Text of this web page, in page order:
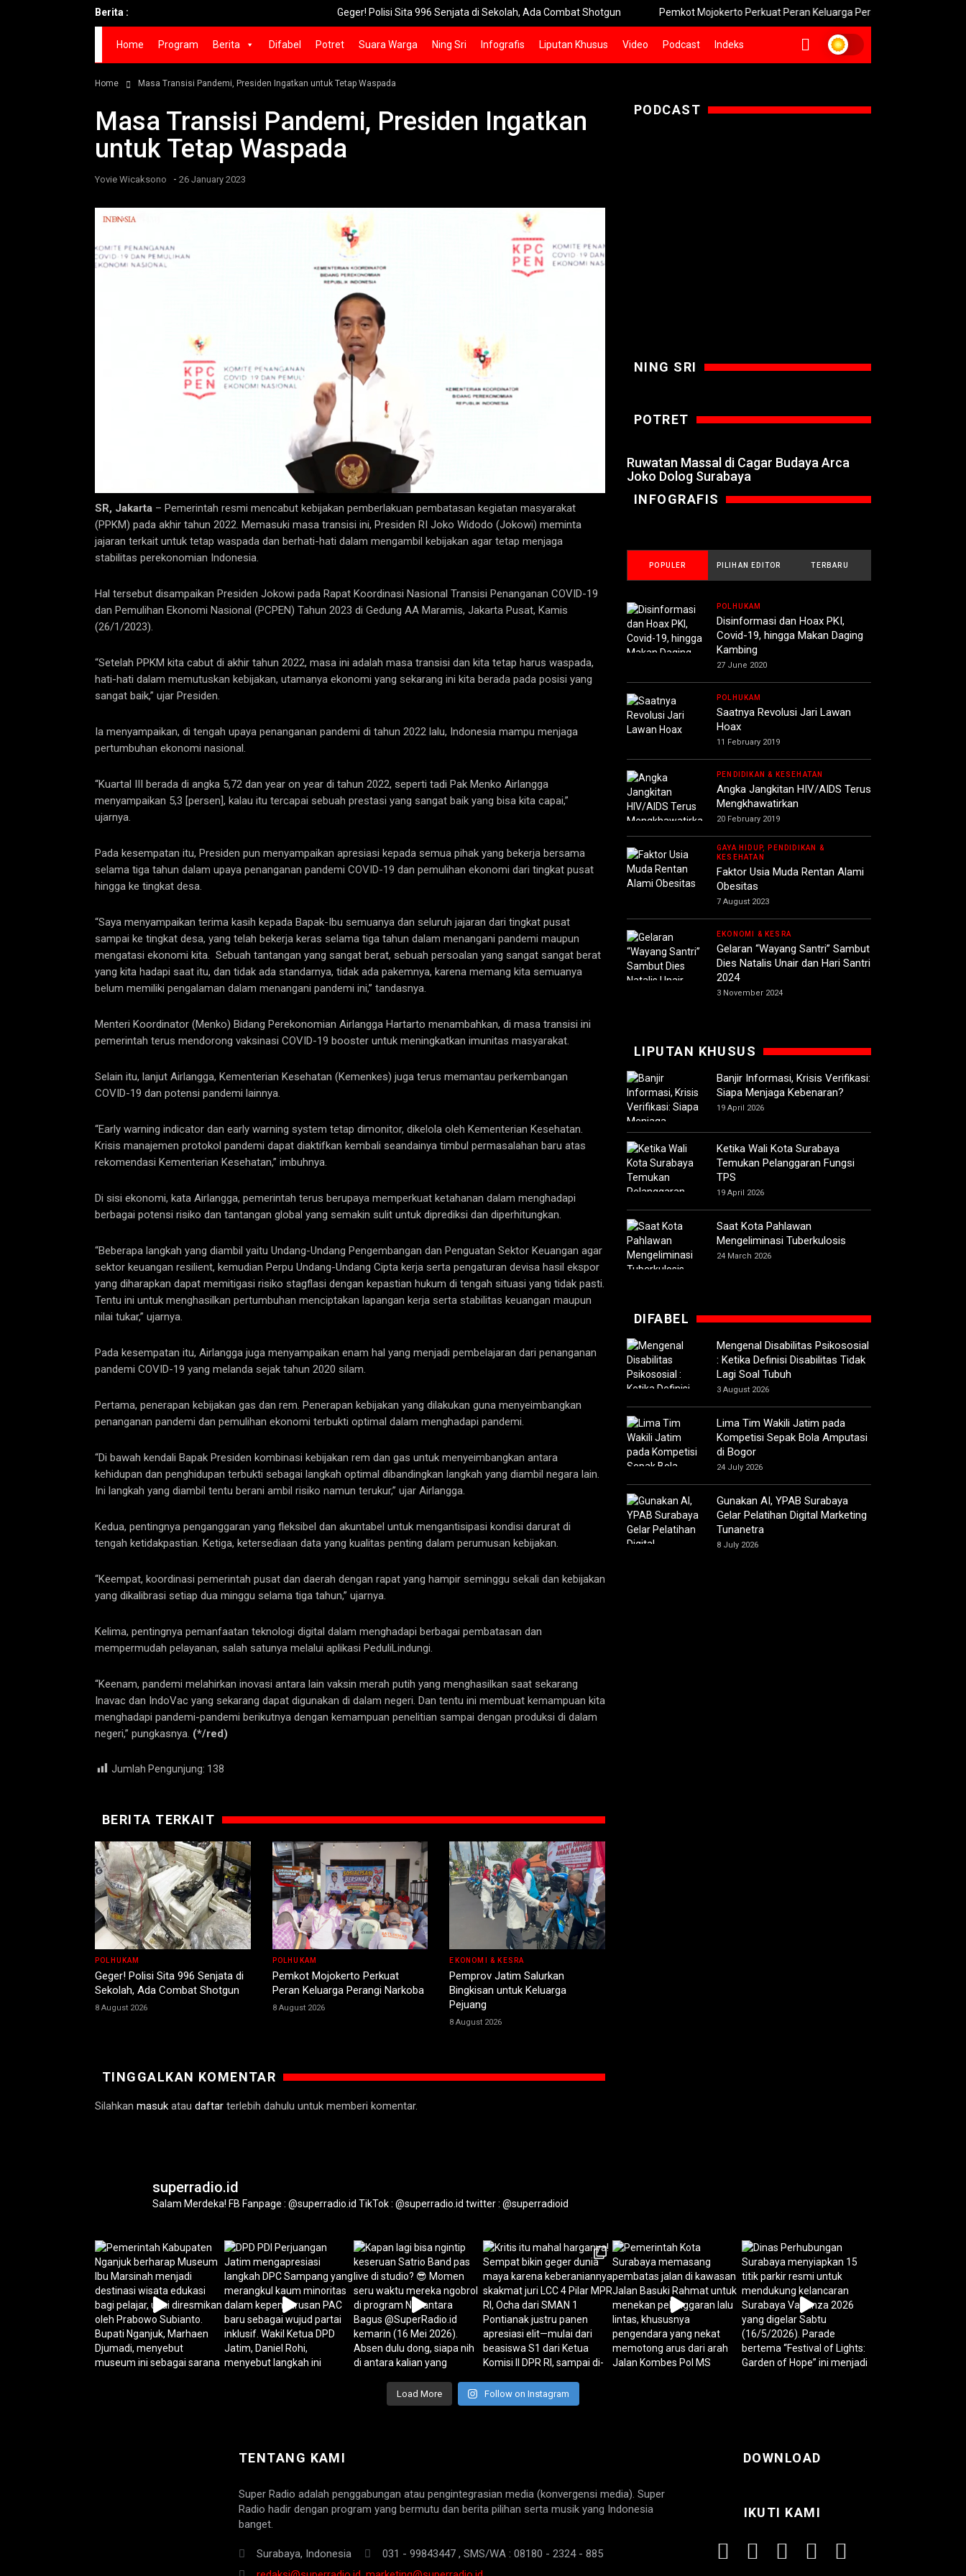
Berita : Geger! Polisi Sita 996 Senjata di Sekolah, Ada Combat Shotgun Pemkot Mojokerto Perkuat Peran Keluarga Perangi Narkoba
Home Program Berita Difabel Potret Suara Warga Ning Sri Infografis Liputan Khusus Video Podcast Indeks
Home Masa Transisi Pandemi, Presiden Ingatkan untuk Tetap Waspada
Masa Transisi Pandemi, Presiden Ingatkan
untuk Tetap Waspada
Yovie Wicaksono - 26 January 2023
SR, Jakarta – Pemerintah resmi mencabut kebijakan pemberlakuan pembatasan kegiatan masyarakat
(PPKM) pada akhir tahun 2022. Memasuki masa transisi ini, Presiden RI Joko Widodo (Jokowi) meminta
jajaran terkait untuk tetap waspada dan berhati-hati dalam mengambil kebijakan agar tetap menjaga
stabilitas perekonomian Indonesia.
Hal tersebut disampaikan Presiden Jokowi pada Rapat Koordinasi Nasional Transisi Penanganan COVID-19
dan Pemulihan Ekonomi Nasional (PCPEN) Tahun 2023 di Gedung AA Maramis, Jakarta Pusat, Kamis
(26/1/2023).
“Setelah PPKM kita cabut di akhir tahun 2022, masa ini adalah masa transisi dan kita tetap harus waspada,
hati-hati dalam memutuskan kebijakan, utamanya ekonomi yang sekarang ini kita berada pada posisi yang
sangat baik,” ujar Presiden.
Ia menyampaikan, di tengah upaya penanganan pandemi di tahun 2022 lalu, Indonesia mampu menjaga
pertumbuhan ekonomi nasional.
“Kuartal III berada di angka 5,72 dan year on year di tahun 2022, seperti tadi Pak Menko Airlangga
menyampaikan 5,3 [persen], kalau itu tercapai sebuah prestasi yang sangat baik yang bisa kita capai,”
ujarnya.
Pada kesempatan itu, Presiden pun menyampaikan apresiasi kepada semua pihak yang bekerja bersama
selama tiga tahun dalam upaya penanganan pandemi COVID-19 dan pemulihan ekonomi dari tingkat pusat
hingga ke tingkat desa.
“Saya menyampaikan terima kasih kepada Bapak-Ibu semuanya dan seluruh jajaran dari tingkat pusat
sampai ke tingkat desa, yang telah bekerja keras selama tiga tahun dalam menangani pandemi maupun
mengatasi ekonomi kita. Sebuah tantangan yang sangat berat, sebuah persoalan yang sangat sangat berat
yang kita hadapi saat itu, dan tidak ada standarnya, tidak ada pakemnya, karena memang kita semuanya
belum memiliki pengalaman dalam menangani pandemi ini,” tandasnya.
Menteri Koordinator (Menko) Bidang Perekonomian Airlangga Hartarto menambahkan, di masa transisi ini
pemerintah terus mendorong vaksinasi COVID-19 booster untuk meningkatkan imunitas masyarakat.
Selain itu, lanjut Airlangga, Kementerian Kesehatan (Kemenkes) juga terus memantau perkembangan
COVID-19 dan potensi pandemi lainnya.
“Early warning indicator dan early warning system tetap dimonitor, dikelola oleh Kementerian Kesehatan.
Krisis manajemen protokol pandemi dapat diaktifkan kembali seandainya timbul permasalahan baru atas
rekomendasi Kementerian Kesehatan,” imbuhnya.
Di sisi ekonomi, kata Airlangga, pemerintah terus berupaya memperkuat ketahanan dalam menghadapi
berbagai potensi risiko dan tantangan global yang semakin sulit untuk diprediksi dan diperhitungkan.
“Beberapa langkah yang diambil yaitu Undang-Undang Pengembangan dan Penguatan Sektor Keuangan agar
sektor keuangan resilient, kemudian Perpu Undang-Undang Cipta kerja serta pengaturan devisa hasil ekspor
yang diharapkan dapat memitigasi risiko stagflasi dengan kepastian hukum di tengah situasi yang tidak pasti.
Tentu ini untuk menghasilkan pertumbuhan menciptakan lapangan kerja serta stabilitas keuangan maupun
nilai tukar,” ujarnya.
Pada kesempatan itu, Airlangga juga menyampaikan enam hal yang menjadi pembelajaran dari penanganan
pandemi COVID-19 yang melanda sejak tahun 2020 silam.
Pertama, penerapan kebijakan gas dan rem. Penerapan kebijakan yang dilakukan guna menyeimbangkan
penanganan pandemi dan pemulihan ekonomi terbukti optimal dalam menghadapi pandemi.
“Di bawah kendali Bapak Presiden kombinasi kebijakan rem dan gas untuk menyeimbangkan antara
kehidupan dan penghidupan terbukti sebagai langkah optimal dibandingkan langkah yang diambil negara lain.
Ini langkah yang diambil tentu berani ambil risiko namun terukur,” ujar Airlangga.
Kedua, pentingnya penganggaran yang fleksibel dan akuntabel untuk mengantisipasi kondisi darurat di
tengah ketidakpastian. Ketiga, ketersediaan data yang kualitas penting dalam perumusan kebijakan.
“Keempat, koordinasi pemerintah pusat dan daerah dengan rapat yang hampir seminggu sekali dan kebijakan
yang dikalibrasi setiap dua minggu selama tiga tahun,” ujarnya.
Kelima, pentingnya pemanfaatan teknologi digital dalam menghadapi berbagai pembatasan dan
mempermudah pelayanan, salah satunya melalui aplikasi PeduliLindungi.
“Keenam, pandemi melahirkan inovasi antara lain vaksin merah putih yang menghasilkan saat sekarang
Inavac dan IndoVac yang sekarang dapat digunakan di dalam negeri. Dan tentu ini membuat kemampuan kita
menghadapi pandemi-pandemi berikutnya dengan kemampuan penelitian sampai dengan produksi di dalam
negeri,” pungkasnya. (*/red)
Jumlah Pengunjung: 138
BERITA TERKAIT
POLHUKAM
Geger! Polisi Sita 996 Senjata di
Sekolah, Ada Combat Shotgun
8 August 2026
POLHUKAM
Pemkot Mojokerto Perkuat
Peran Keluarga Perangi Narkoba
8 August 2026
EKONOMI & KESRA
Pemprov Jatim Salurkan
Bingkisan untuk Keluarga
Pejuang
8 August 2026
TINGGALKAN KOMENTAR
Silahkan masuk atau daftar terlebih dahulu untuk memberi komentar.
PODCAST
NING SRI
POTRET
Ruwatan Massal di Cagar Budaya Arca
Joko Dolog Surabaya
INFOGRAFIS
POPULER PILIHAN EDITOR TERBARU
POLHUKAM
Disinformasi dan Hoax PKI,
Covid-19, hingga Makan Daging
Kambing
27 June 2020
POLHUKAM
Saatnya Revolusi Jari Lawan
Hoax
11 February 2019
PENDIDIKAN & KESEHATAN
Angka Jangkitan HIV/AIDS Terus
Mengkhawatirkan
20 February 2019
GAYA HIDUP, PENDIDIKAN &
KESEHATAN
Faktor Usia Muda Rentan Alami
Obesitas
7 August 2023
EKONOMI & KESRA
Gelaran “Wayang Santri” Sambut
Dies Natalis Unair dan Hari Santri
2024
3 November 2024
LIPUTAN KHUSUS
Banjir Informasi, Krisis Verifikasi:
Siapa Menjaga Kebenaran?
19 April 2026
Ketika Wali Kota Surabaya
Temukan Pelanggaran Fungsi
TPS
19 April 2026
Saat Kota Pahlawan
Mengeliminasi Tuberkulosis
24 March 2026
DIFABEL
Mengenal Disabilitas Psikososial
: Ketika Definisi Disabilitas Tidak
Lagi Soal Tubuh
3 August 2026
Lima Tim Wakili Jatim pada
Kompetisi Sepak Bola Amputasi
di Bogor
24 July 2026
Gunakan AI, YPAB Surabaya
Gelar Pelatihan Digital Marketing
Tunanetra
8 July 2026
superradio.id
Salam Merdeka! FB Fanpage : @superradio.id TikTok : @superradio.id twitter : @superradioid
Load More Follow on Instagram
TENTANG KAMI
Super Radio adalah penggabungan atau pengintegrasian media (konvergensi media). Super
Radio hadir dengan program yang bermutu dan berita pilihan serta musik yang Indonesia
banget.
Surabaya, Indonesia
031 - 99843447 , SMS/WA : 08180 - 2324 - 885
DOWNLOAD
IKUTI KAMI